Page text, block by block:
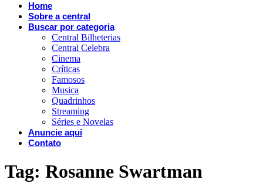
Home
Sobre a central
Buscar por categoria
Central Bilheterias
Central Celebra
Cinema
Críticas
Famosos
Musica
Quadrinhos
Streaming
Séries e Novelas
Anuncie aqui
Contato
Tag: Rosanne Swartman